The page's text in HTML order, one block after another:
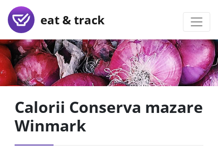
eat & track
Calorii Conserva mazare
Winmark